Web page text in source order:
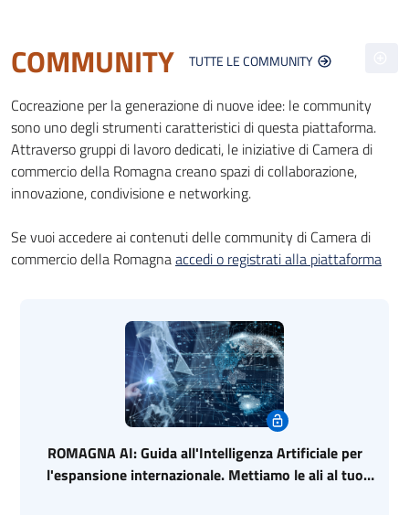
COMMUNITY TUTTE LE COMMUNITY
Cocreazione per la generazione di nuove idee: le community
sono uno degli strumenti caratteristici di questa piattaforma.
Attraverso gruppi di lavoro dedicati, le iniziative di Camera di
commercio della Romagna creano spazi di collaborazione,
innovazione, condivisione e networking.
Se vuoi accedere ai contenuti delle community di Camera di
commercio della Romagnaaccedi o registrati alla piattaforma
ROMAGNA AI: Guida all'Intelligenza Artificiale per
l'espansione internazionale. Mettiamo le ali al tuo